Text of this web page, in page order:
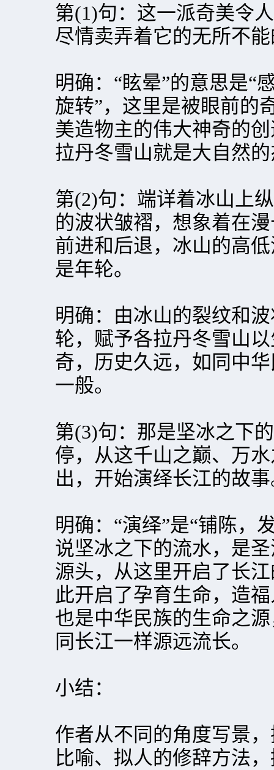
第(1)句：这一派奇美令
尽情卖弄着它的无所不
明确：“眩晕”的意思是“
旋转”，这里是被眼前的
美造物主的伟大神奇的
拉丹冬雪山就是大自然
第(2)句：端详着冰山上
的波状皱褶，想象着在
前进和后退，冰山的高
是年轮。
明确：由冰山的裂纹和
轮，赋予各拉丹冬雪山
奇，历史久远，如同中
一般。
第(3)句：那是坚冰之下
停，从这千山之巅、万
出，开始演绎长江的故
明确：“演绎”是“铺陈，
说坚冰之下的流水，是
源头，从这里开启了长
此开启了孕育生命，造
也是中华民族的生命之
同长江一样源远流长。
小结：
作者从不同的角度写景
比喻、拟人的修辞方法